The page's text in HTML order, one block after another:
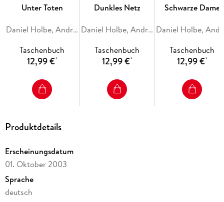
ist der sechste Band der erfolgreichen Julia Durant-Reihe
Bestsellerautor Andreas Franz
spannender deutscher Kriminalroman
mit einer starken Ermittlerin, atmosphärisch dicht und von
der ersten bis zur letzten Seite fesselnd.
Unter Toten
Daniel Holbe, Andreas Franz
Taschenbuch
12,99 €*
Dunkles Netz
Daniel Holbe, Andreas Franz
Taschenbuch
12,99 €*
Schwarze Dame
Taschenbuch
12,99 €*
Produktdetails
Erscheinungsdatum
01. Oktober 2003
Sprache
deutsch